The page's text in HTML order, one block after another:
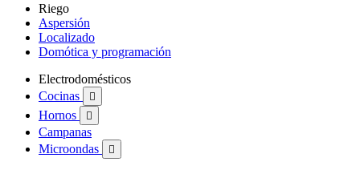
Riego
Aspersión
Localizado
Domótica y programación
Electrodomésticos
Cocinas

Hornos 
Campanas
Microondas
